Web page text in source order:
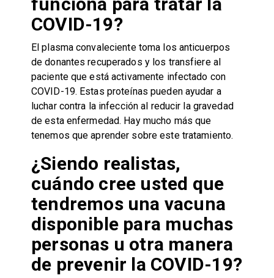
COVID-19?
El plasma convaleciente toma los anticuerpos
de donantes recuperados y los transfiere al
paciente que está activamente infectado con
COVID-19. Estas proteínas pueden ayudar a
luchar contra la infección al reducir la gravedad
de esta enfermedad. Hay mucho más que
tenemos que aprender sobre este tratamiento.
¿Siendo realistas,
cuándo cree usted que
tendremos una vacuna
disponible para muchas
personas u otra manera
de prevenir la COVID-19?